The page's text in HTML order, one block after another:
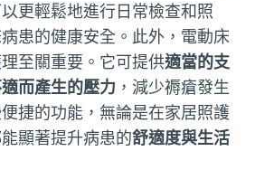
以更輕鬆地進行日常檢查和照
患的健康安全。此外，電動床
至關重要。它可提供適當的支
而產生的壓力 ，減少褥瘡發生
捷的功能，無論是在家居照護
顯著提升病患的舒適度與生活